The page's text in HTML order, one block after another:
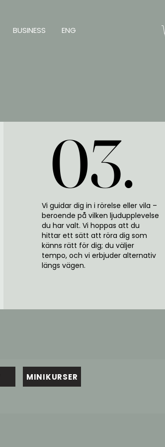
BUSINESS ENG
03.
03.
Vi guidar dig in i rörelse eller vila –
beroende på vilken ljudupplevelse
du har valt. Vi hoppas att du
hittar ett sätt att röra dig som
känns rätt för dig; du väljer
tempo, och vi erbjuder alternativ
längs vägen.
MINIKURSER